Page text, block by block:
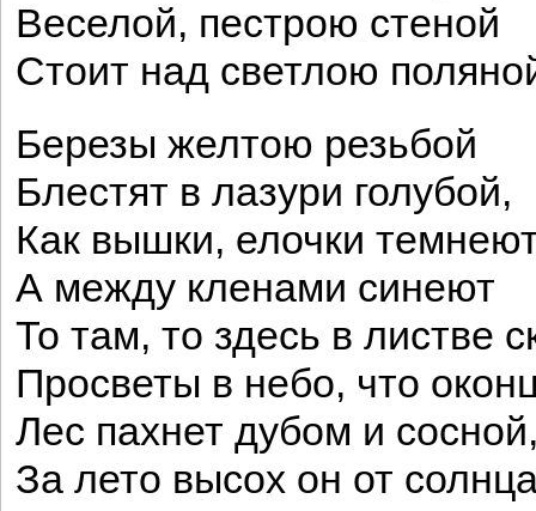
Веселой, пестрою стеной
Стоит над светлою
Березы желтою резьбой
Блестят в лазури голубой,
Как вышки, елочки
А между кленами синеют
То там, то здесь в листве
Просветы в небо, что
Лес пахнет дубом и
За лето высох он от